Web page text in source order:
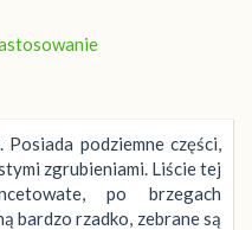
podziemne części,
zgrubieniami. Liście tej
po brzegach
bardzo rzadko, zebrane są